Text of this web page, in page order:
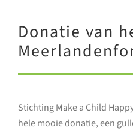
Donatie van
Stichting Make a Child
hele mooie donatie, een